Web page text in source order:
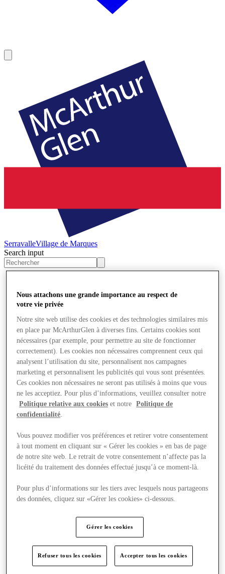
SerravalleVillage de Marques
Search input
Nous attachons une grande importance au respect de
votre vie privée
Notre site web utilise des cookies et des technologies similaires mis
en place par McArthurGlen à diverses fins. Certains cookies sont
nécessaires (par exemple, pour permettre au site de fonctionner
correctement). Les cookies non nécessaires comprennent ceux qui
analysent l’utilisation du site, personnalisent nos campagnes
marketing et personnalisent les publicités qui vous sont présentées.
Ces cookies non nécessaires ne seront pas utilisés à moins que vous
ne les acceptiez. Pour plus d’informations, veuillez consulter notre
Politique relative aux cookies et notre
Politique de
confidentialité.
Vous pouvez modifier vos préférences et retirer votre consentement
à tout moment en cliquant sur « Gérer les cookies » en bas de page
de notre site web. Le retrait de votre consentement n’affecte pas la
licéité du traitement des données effectué jusqu’à ce moment-là.
Pour plus d’informations sur les tiers avec lesquels nous partageons
des données, cliquez sur «Gérer les cookies» ci-dessous.
Gérer les cookies
Refuser tous les cookies Accepter tous les cookies